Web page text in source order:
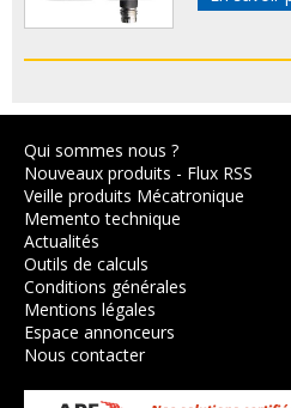
Qui sommes nous ?
Nouveaux produits - Flux RSS
Veille produits Mécatronique
Memento technique
Actualités
Outils de calculs
Conditions générales
Mentions légales
Espace annonceurs
Nous contacter